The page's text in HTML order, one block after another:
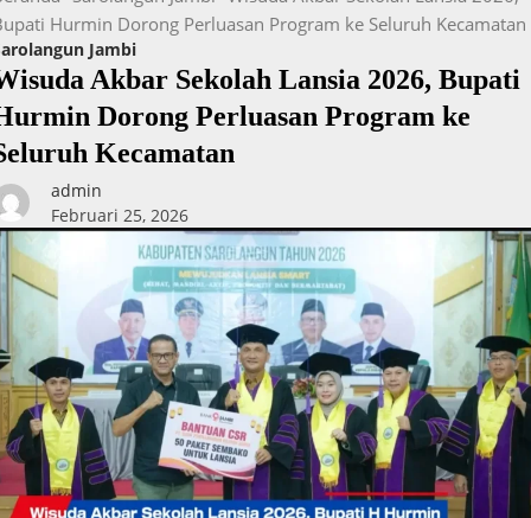
Hurmin Dorong Perluasan Program ke Seluruh Kecamatan
Jambi
Akbar Sekolah Lansia 2026, Bupati
Dorong Perluasan Program ke
Kecamatan
admin
Februari 25, 2026